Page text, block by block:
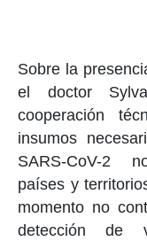
Sobre la
el doctor
cooperación
insumos
SARS-CoV-2
países y
momento no
detección de